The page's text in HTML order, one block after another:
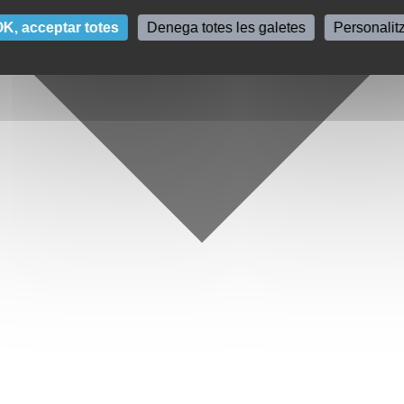
acceptar totes Denega totes les galetes